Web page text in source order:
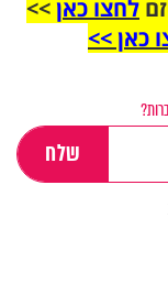
לחצו כאן>>
כאן >>